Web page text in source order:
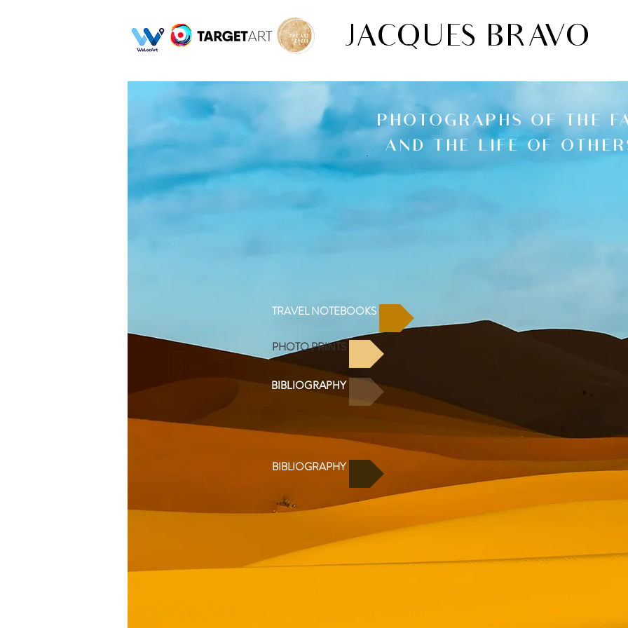
JACQUES BRAVO
PHOTOGRAPHS OF THE
AND THE LIFE OF
TRAVEL NOTEBOOKS
PHOTO PRINTS
BIBLIOGRAPHY
BIBLIOGRAPHY